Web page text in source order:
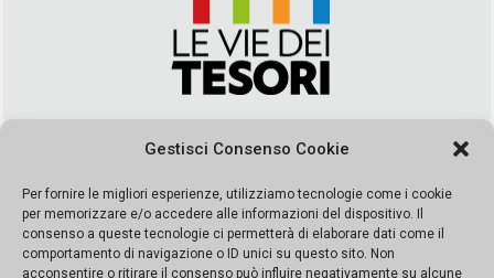
Gestisci Consenso Cookie
Per fornire le migliori esperienze, utilizziamo tecnologie come i cookie
per memorizzare e/o accedere alle informazioni del dispositivo. Il
consenso a queste tecnologie ci permetterà di elaborare dati come il
comportamento di navigazione o ID unici su questo sito. Non
acconsentire o ritirare il consenso può influire negativamente su alcune
segreteria@leviedeitesori.it
Direttore ResponsabileMarcello Barbaro – Aut. del tribunale di
Palermo n. 19 del 2017 iscrizione al roc numero 37003 Editore
Porta Felice Srl. Sede legale: Via Libertà 93 – 90143 Palermo